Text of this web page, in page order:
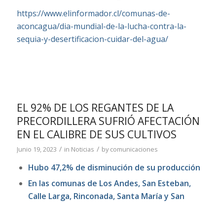
https://www.elinformador.cl/comunas-de-
aconcagua/dia-mundial-de-la-lucha-contra-la-
sequia-y-desertificacion-cuidar-del-agua/
EL 92% DE LOS REGANTES DE LA
PRECORDILLERA SUFRIÓ AFECTACIÓN
EN EL CALIBRE DE SUS CULTIVOS
Junio 19, 2023 / in Noticias / bycomunicaciones
Hubo 47,2% de disminución de su producción
En las comunas de Los Andes, San Esteban,
Calle Larga, Rinconada, Santa María y San